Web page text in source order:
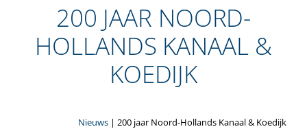
200 JAAR NOORD-
HOLLANDS KANAAL &
KOEDIJK
Nieuws | 200 jaar Noord-Hollands Kanaal & Koedijk